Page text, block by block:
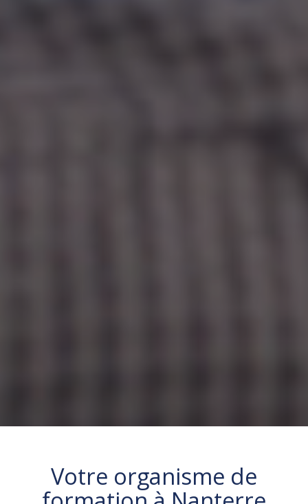
Votre organisme de